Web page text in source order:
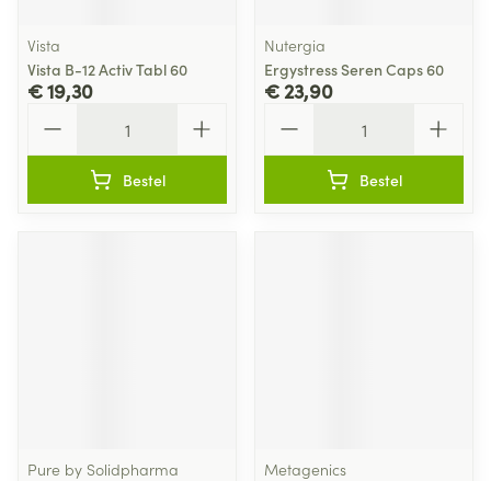
Vista
Vista B-12 Activ Tabl 60
€ 19,30
Bestel
Nutergia
Ergystress Seren Caps 60
€ 23,90
Bestel
Pure by Solidpharma
Metagenics